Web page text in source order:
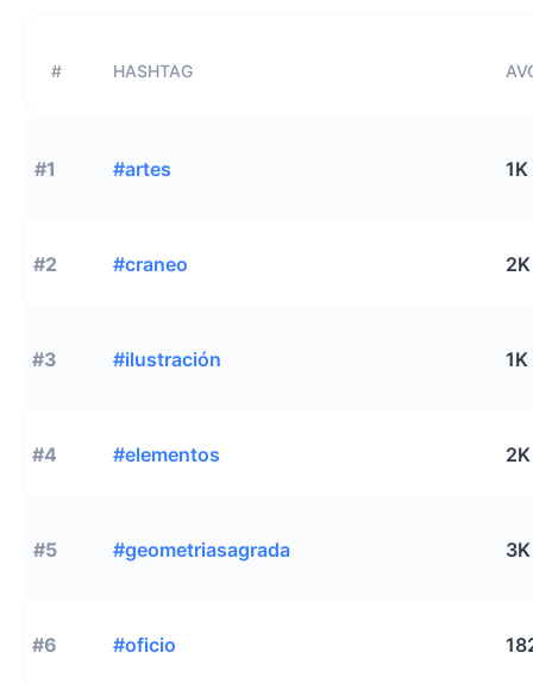
# HASHTAG
#1 #artes 1K
#2 #craneo 2K
#3 #ilustración 1K
#4 #elementos 2K
#5 #geometriasagrada 3K
#6 #oficio